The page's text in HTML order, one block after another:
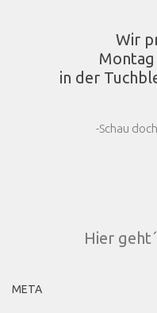
Wir
in der
-Schau
Hier
META